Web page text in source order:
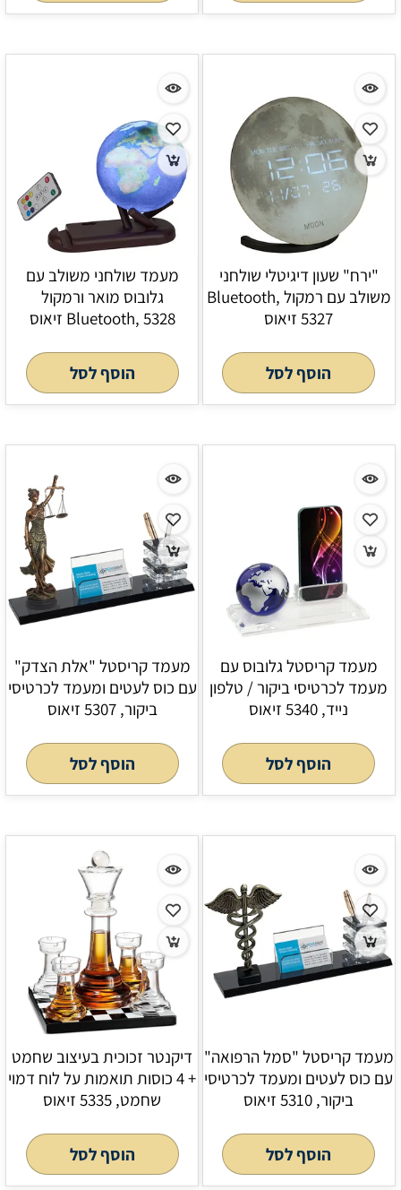
"ירח" שעון דיגיטלי שולחני
משולב עם רמקול Bluetooth,
5327 זיאוס
הוסף לסל
מעמד שולחני משולב עם
גלובוס מואר ורמקול
Bluetooth, 5328 זיאוס
הוסף לסל
מעמד קריסטל גלובוס עם
מעמד לכרטיסי ביקור / טלפון
נייד, 5340 זיאוס
הוסף לסל
מעמד קריסטל "אלת הצדק"
עם כוס לעטים ומעמד לכרטיסי
ביקור, 5307 זיאוס
הוסף לסל
מעמד קריסטל "סמל הרפואה"
עם כוס לעטים ומעמד לכרטיסי
ביקור, 5310 זיאוס
הוסף לסל
דיקנטר זכוכית בעיצוב שחמט
+ 4 כוסות תואמות על לוח דמוי
שחמט, 5335 זיאוס
הוסף לסל